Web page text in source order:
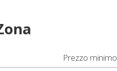
Prezzo minimo